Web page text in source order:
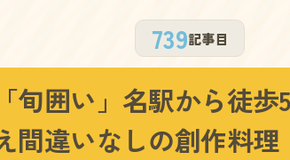
739記事目
旬囲い」名駅から徒歩
間違いなしの創作料